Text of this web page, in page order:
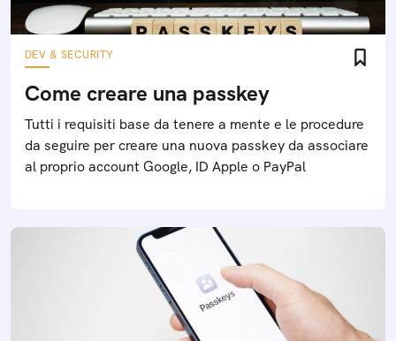
DEV & SECURITY
Come creare una passkey
Tutti i requisiti base da tenere a mente e le procedure
da seguire per creare una nuova passkey da associare
al proprio account Google, ID Apple o PayPal